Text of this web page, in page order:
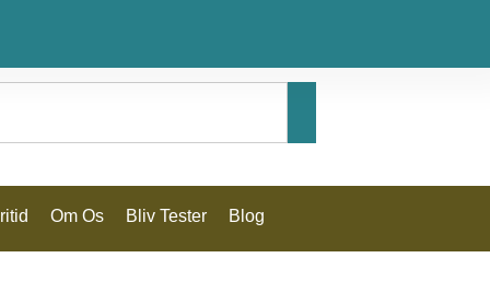
Om Os Bliv Tester Blog